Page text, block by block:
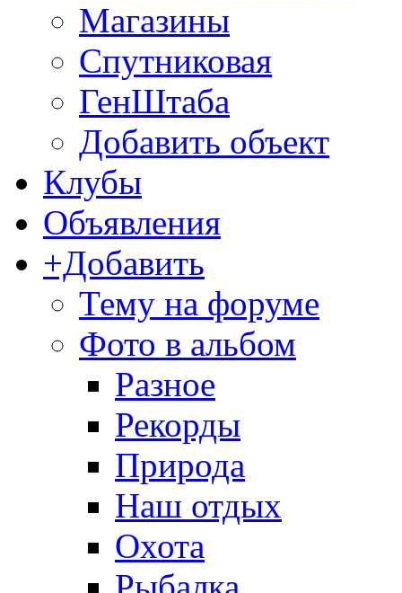
Магазины
Спутниковая
ГенШтаба
Добавить объект
Клубы
Объявления
+Добавить
Тему на форуме
Фото в альбом
Разное
Рекорды
Природа
Наш отдых
Охота